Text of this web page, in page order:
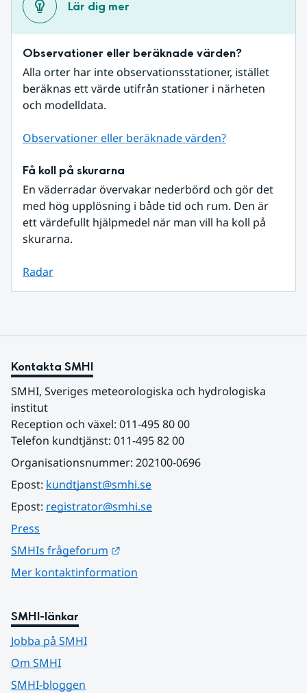
Lär dig mer
Observationer eller beräknade värden?
Alla orter har inte observationsstationer, istället
beräknas ett värde utifrån stationer i närheten
och modelldata.
Observationer eller beräknade värden?
Få koll på skurarna
En väderradar övervakar nederbörd och gör det
med hög upplösning i både tid och rum. Den är
ett värdefullt hjälpmedel när man vill ha koll på
skurarna.
Radar
Kontakta SMHI
SMHI, Sveriges meteorologiska och hydrologiska
institut
Reception och växel: 011-495 80 00
Telefon kundtjänst: 011-495 82 00
Organisationsnummer: 202100-0696
Epost: kundtjanst@smhi.se
Epost: registrator@smhi.se
Press
SMHIs frågeforum
Mer kontaktinformation
SMHI-länkar
Jobba på SMHI
Om SMHI
SMHI-bloggen